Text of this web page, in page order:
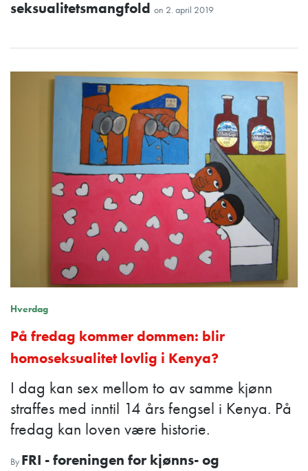
seksualitetsmangfold on 2. april 2019
Hverdag
På fredag kommer dommen: blir
homoseksualitet lovlig i Kenya?
I dag kan sex mellom to av samme kjønn
straffes med inntil 14 års fengsel i Kenya. På
fredag kan loven være historie.
By FRI - foreningen for kjønns- og